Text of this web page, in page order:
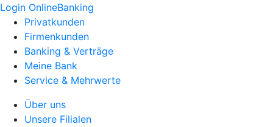
Login OnlineBanking
Privatkunden
Firmenkunden
Banking & Verträge
Meine Bank
Service & Mehrwerte
Über uns
Unsere Filialen